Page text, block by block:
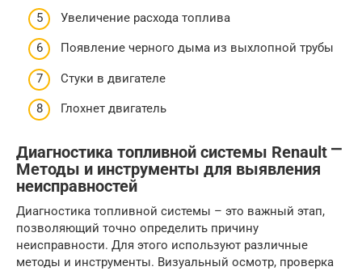
Увеличение расхода топлива
Появление черного дыма из выхлопной трубы
Стуки в двигателе
Глохнет двигатель
Диагностика топливной системы Renault ⎻
Методы и инструменты для выявления
неисправностей
Диагностика топливной системы – это важный этап,
позволяющий точно определить причину
неисправности. Для этого используют различные
методы и инструменты. Визуальный осмотр, проверка